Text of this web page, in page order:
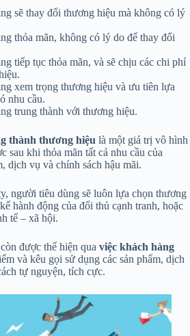
sẽ thay đổi thương hiệu mà không có lý
thỏa mãn, không có lý do để thay đổi
tiếp tục thỏa mãn, và sẽ chịu các chi phí
xem trọng thương hiệu và ưu tiên lựa
nhu cầu.
trung thành với thương hiệu.
thành thương hiệu là một giá trị vô hình
sau khi thỏa mãn tất cả nhu cầu của
dịch vụ và chính sách hậu mãi.
người tiêu dùng sẽ luôn lựa chọn thương
hành động của đối thủ cạnh tranh, hoặc
tế – xã hội.
được thể hiện qua việc khách hàng
và kêu gọi sử dụng các sản phẩm, dịch
tự nguyện, tích cực.